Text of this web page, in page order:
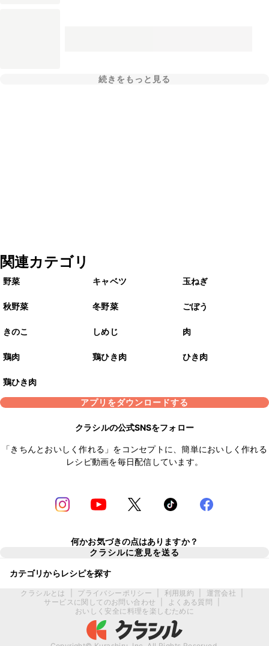
続きをもっと見る
関連カテゴリ
野菜 キャベツ 玉ねぎ
秋野菜 冬野菜 ごぼう
きのこ しめじ 肉
鶏肉 鶏ひき肉 ひき肉
鶏ひき肉
アプリをダウンロードする
クラシルの公式SNSをフォロー
「きちんとおいしく作れる」をコンセプトに、簡単においしく作れる
レシピ動画を毎日配信しています。
何かお気づきの点はありますか？
クラシルに意見を送る
カテゴリからレシピを探す
クラシルとは プライバシーポリシー 利用規約 運営会社
サービスに関してのお問い合わせ
よくある質問
おいしく安全に料理を楽しむために